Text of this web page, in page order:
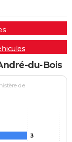
du-Bois
de
3